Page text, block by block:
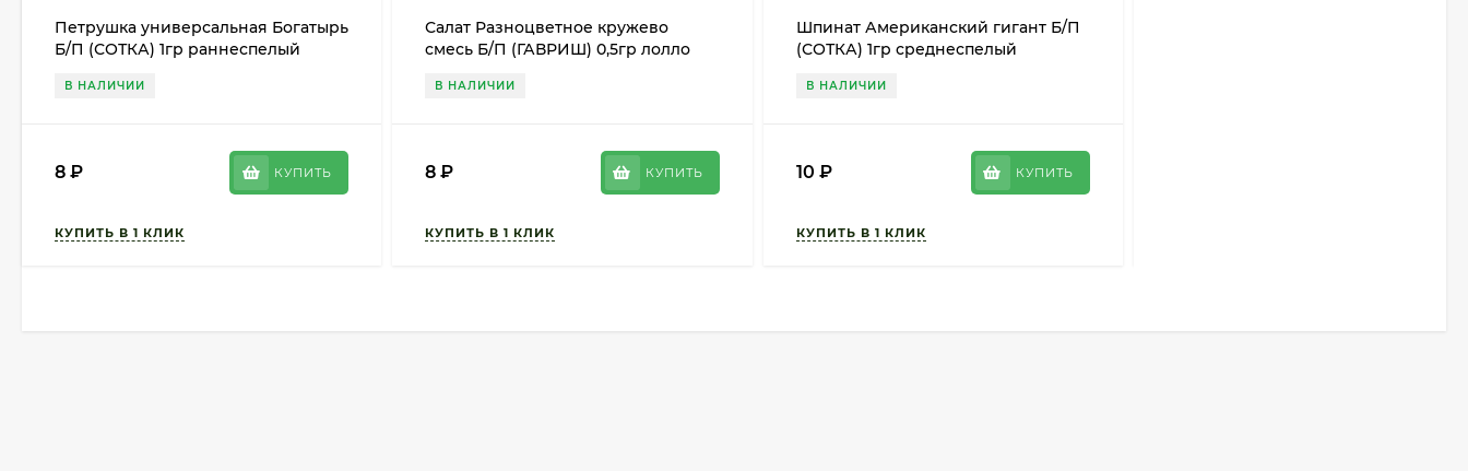
Петрушка универсальная Богатырь
Б/П (СОТКА) 1гр раннеспелый
В НАЛИЧИИ
8 ₽ КУПИТЬ
Салат Разноцветное кружево
смесь Б/П (ГАВРИШ) 0,5гр лолло
В НАЛИЧИИ
8₽ КУПИТЬ
Шпинат Американский гигант Б/П
(СОТКА) 1гр среднеспелый
В НАЛИЧИИ
10 ₽ КУПИТЬ